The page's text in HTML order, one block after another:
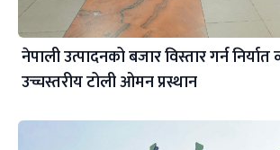
नेपाली उत्पादनको बजार विस्तार गर्न
उच्चस्तरीय टोली ओमन प्रस्थान